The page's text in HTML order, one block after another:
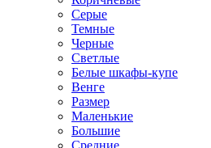
Серые
Темные
Черные
Светлые
Белые шкафы-купе
Венге
Размер
Маленькие
Большие
Средние